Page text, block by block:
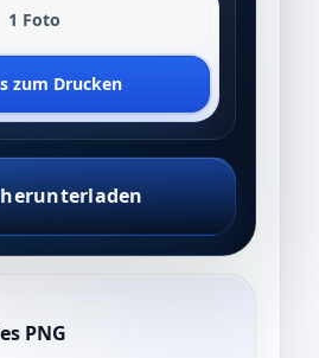
1 Foto
zum Drucken
PNG